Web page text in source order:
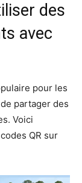
des
avec
pour les
partager des
Voici
QR sur